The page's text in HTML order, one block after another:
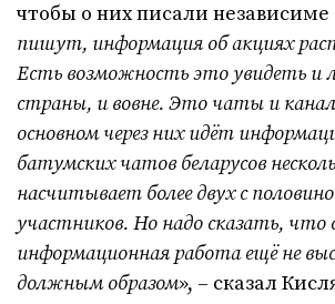
чтобы о них писали
пишут, информация об акциях
Есть возможность это увидеть и
страны, и вовне. Это чаты и
основном через них идёт
батумских чатов беларусов
насчитывает более двух с
участников. Но надо сказать, что
информационная работа ещё не
должным образом», – сказал